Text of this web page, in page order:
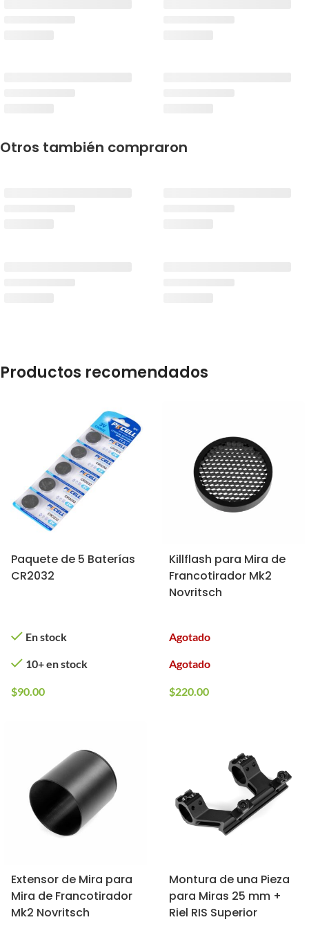
Otros también compraron
Productos recomendados
Paquete de 5 Baterías
CR2032
En stock
10+ en stock
$90.00
Killflash para Mira de
Francotirador Mk2
Novritsch
Agotado
Agotado
$220.00
Extensor de Mira para
Mira de Francotirador
Mk2 Novritsch
Montura de una Pieza
para Miras 25 mm +
Riel RIS Superior